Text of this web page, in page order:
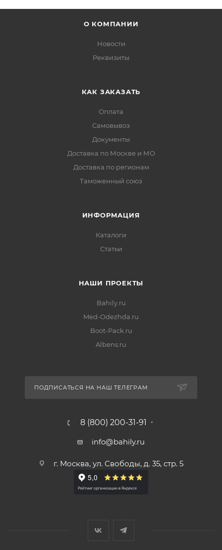
О КОМПАНИИ
Новости
Реквизиты
КАК ЗАКАЗАТЬ
Оплата
Самовывоз
Документы
Доставка по Москве и МО
Доставка по регионам
Таможенный союз
ИНФОРМАЦИЯ
Каталоги
Статьи
НАШИ ПРОЕКТЫ
Bahily.ru
Med-Odezhda.ru
Boot-Pack.ru
Albens.ru
ПОДПИСАТЬСЯ НА НАШ ТЕЛЕГРАМ
8 (800) 200-31-91
info@bahily.ru
г. Москва, ул. Свободы, д. 35, стр. 5